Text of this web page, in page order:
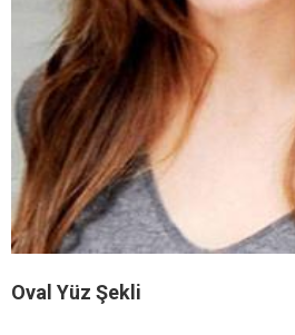
Oval Yüz Şekli